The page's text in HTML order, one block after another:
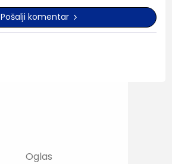
Pošalji komentar